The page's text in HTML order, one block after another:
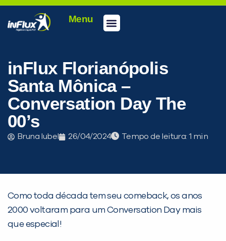
Menu
inFlux Florianópolis
Santa Mônica –
Conversation Day The
00’s
Bruna Iubel 26/04/2024 Tempo de leitura:
Como toda década tem seu comeback, os anos
2000 voltaram para um Conversation Day mais
que especial!
PEÇA UMA DEMONSTRAÇÃO DE MÉTODO